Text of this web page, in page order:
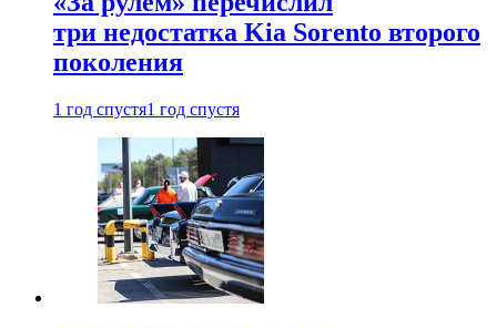
три недостатка Kia Sorento второго
поколения
1 год спустя1 год спустя